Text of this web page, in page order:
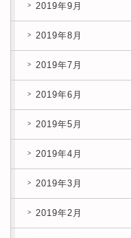
2019年9月
2019年8月
2019年7月
2019年6月
2019年5月
2019年4月
2019年3月
2019年2月